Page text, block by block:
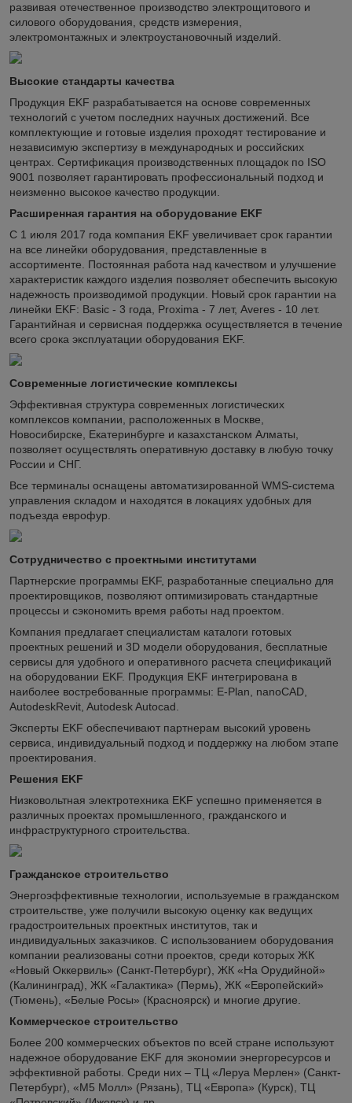
развивая отечественное производство электрощитового и
силового оборудования, средств измерения,
электромонтажных и электроустановочный изделий.
Высокие стандарты качества
Продукция EKF разрабатывается на основе современных
технологий с учетом последних научных достижений. Все
комплектующие и готовые изделия проходят тестирование и
независимую экспертизу в международных и российских
центрах. Сертификация производственных площадок по ISO
9001 позволяет гарантировать профессиональный подход и
неизменно высокое качество продукции.
Расширенная гарантия на оборудование EKF
С 1 июля 2017 года компания EKF увеличивает срок гарантии
на все линейки оборудования, представленные в
ассортименте. Постоянная работа над качеством и улучшение
характеристик каждого изделия позволяет обеспечить высокую
надежность производимой продукции. Новый срок гарантии на
линейки EKF: Basic - 3 года, Proxima - 7 лет, Averes - 10 лет.
Гарантийная и сервисная поддержка осуществляется в течение
всего срока эксплуатации оборудования EKF.
Современные логистические комплексы
Эффективная структура современных логистических
комплексов компании, расположенных в Москве,
Новосибирске, Екатеринбурге и казахстанском Алматы,
позволяет осуществлять оперативную доставку в любую точку
России и СНГ.
Все терминалы оснащены автоматизированной WMS-система
управления складом и находятся в локациях удобных для
подъезда еврофур.
Сотрудничество с проектными институтами
Партнерские программы EKF, разработанные специально для
проектировщиков, позволяют оптимизировать стандартные
процессы и сэкономить время работы над проектом.
Компания предлагает специалистам каталоги готовых
проектных решений и 3D модели оборудования, бесплатные
сервисы для удобного и оперативного расчета спецификаций
на оборудовании EKF. Продукция EKF интегрирована в
наиболее востребованные программы: E-Plan, nanoCAD,
AutodeskRevit, Autodesk Autocad.
Эксперты EKF обеспечивают партнерам высокий уровень
сервиса, индивидуальный подход и поддержку на любом этапе
проектирования.
Решения EKF
Низковольтная электротехника EKF успешно применяется в
различных проектах промышленного, гражданского и
инфраструктурного строительства.
Гражданское строительство
Энергоэффективные технологии, используемые в гражданском
строительстве, уже получили высокую оценку как ведущих
градостроительных проектных институтов, так и
индивидуальных заказчиков. С использованием оборудования
компании реализованы сотни проектов, среди которых ЖК
«Новый Оккервиль» (Санкт-Петербург), ЖК «На Орудийной»
(Калининград), ЖК «Галактика» (Пермь), ЖК «Европейский»
(Тюмень), «Белые Росы» (Красноярск) и многие другие.
Коммерческое строительство
Более 200 коммерческих объектов по всей стране используют
надежное оборудование EKF для экономии энергоресурсов и
эффективной работы. Среди них – ТЦ «Леруа Мерлен» (Санкт-
Петербург), «М5 Молл» (Рязань), ТЦ «Европа» (Курск), ТЦ